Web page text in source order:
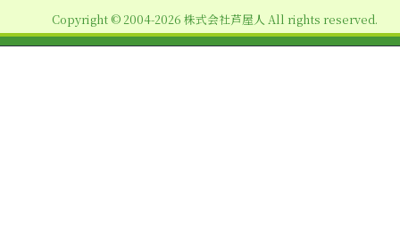
ン
Copyright © 2004-2026 株式会社芦屋人 All rights reserved.